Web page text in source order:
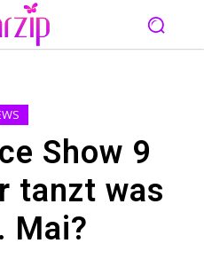
Show 9
tanzt was
Mai?